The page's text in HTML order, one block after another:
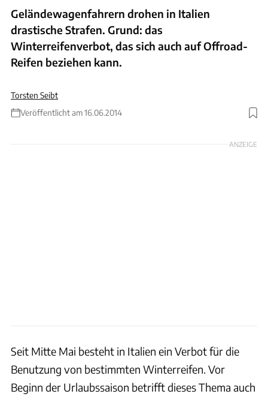
Geländewagenfahrern drohen in Italien
drastische Strafen. Grund: das
Winterreifenverbot, das sich auch auf Offroad-
Reifen beziehen kann.
Torsten Seibt
Veröffentlicht am 16.06.2014
ANZEIGE
Seit Mitte Mai besteht in Italien ein Verbot für die
Benutzung von bestimmten Winterreifen. Vor
Beginn der Urlaubssaison betrifft dieses Thema auch